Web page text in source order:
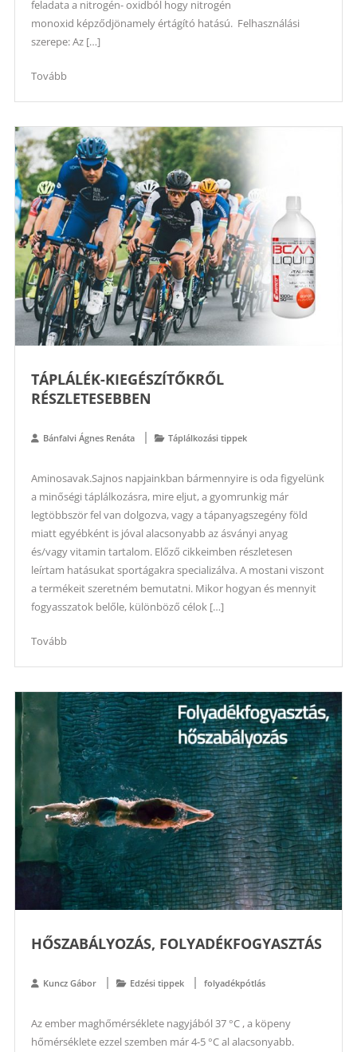
feladata a nitrogén- oxidból hogy nitrogén
monoxid képződjönamely értágító hatású. Felhasználási
szerepe: Az […]
Tovább
TÁPLÁLÉK-KIEGÉSZÍTŐKRŐL
RÉSZLETESEBBEN
Bánfalvi Ágnes Renáta Táplálkozási tippek
Aminosavak.Sajnos napjainkban bármennyire is oda figyelünk
a minőségi táplálkozásra, mire eljut, a gyomrunkig már
legtöbbször fel van dolgozva, vagy a tápanyagszegény föld
miatt egyébként is jóval alacsonyabb az ásványi anyag
és/vagy vitamin tartalom. Előző cikkeimben részletesen
leírtam hatásukat sportágakra specializálva. A mostani viszont
a termékeit szeretném bemutatni. Mikor hogyan és mennyit
fogyasszatok belőle, különböző célok […]
Tovább
HŐSZABÁLYOZÁS, FOLYADÉKFOGYASZTÁS
Kuncz Gábor Edzési tippek folyadékpótlás
Az ember maghőmérséklete nagyjából 37 °C , a köpeny
hőmérséklete ezzel szemben már 4-5 °C al alacsonyabb.